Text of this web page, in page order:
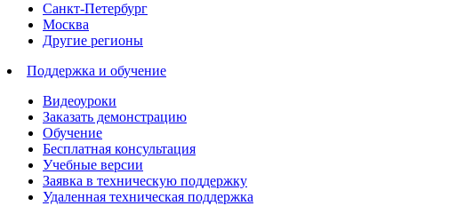
Санкт-Петербург
Москва
Другие регионы
Поддержка и обучение
Видеоуроки
Заказать демонстрацию
Обучение
Бесплатная консультация
Учебные версии
Заявка в техническую поддержку
Удаленная техническая поддержка